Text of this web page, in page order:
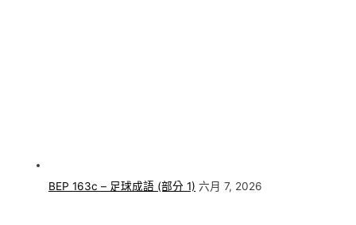
BEP 163c – 足球成語 (部分 1) 六月 7, 2026